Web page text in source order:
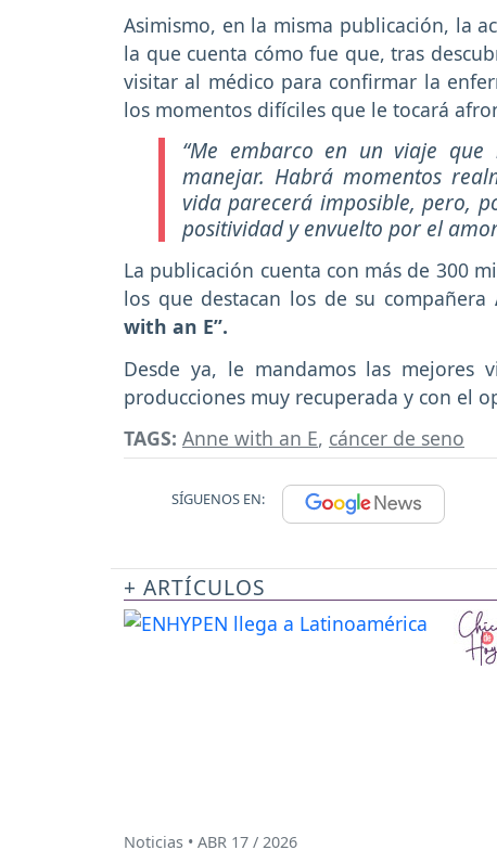
Asimismo, en la misma publicación, la
la que cuenta cómo fue que, tras
visitar al médico para confirmar la
los momentos difíciles que le tocará
“Me embarco en un viaje
manejar. Habrá momentos
vida parecerá imposible, pero,
positividad y envuelto por el
La publicación cuenta con más de 300
los que destacan los de su compañera
with an E”.
Desde ya, le mandamos las mejores
producciones muy recuperada y con el
TAGS: Anne with an E, cáncer de seno
SÍGUENOS EN:
+ ARTÍCULOS
Noticias • ABR 17 / 2026